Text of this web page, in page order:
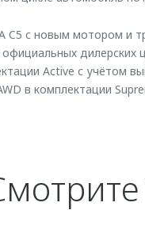
c новым мотором и
дилерских
Active с учётом
в комплектации